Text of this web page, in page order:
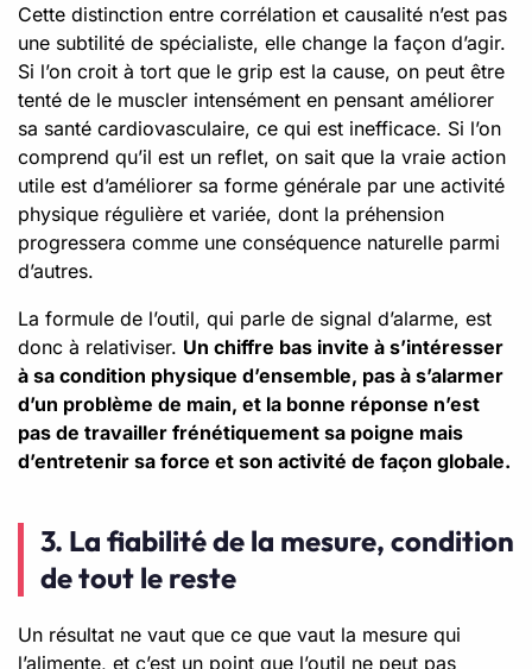
Cette distinction entre corrélation et causalité n’est pas
une subtilité de spécialiste, elle change la façon d’agir.
Si l’on croit à tort que le grip est la cause, on peut être
tenté de le muscler intensément en pensant améliorer
sa santé cardiovasculaire, ce qui est inefficace. Si l’on
comprend qu’il est un reflet, on sait que la vraie action
utile est d’améliorer sa forme générale par une activité
physique régulière et variée, dont la préhension
progressera comme une conséquence naturelle parmi
d’autres.
La formule de l’outil, qui parle de signal d’alarme, est
donc à relativiser. Un chiffre bas invite à s’intéresser
à sa condition physique d’ensemble, pas à s’alarmer
d’un problème de main, et la bonne réponse n’est
pas de travailler frénétiquement sa poigne mais
d’entretenir sa force et son activité de façon globale.
3. La fiabilité de la mesure, condition
de tout le reste
Un résultat ne vaut que ce que vaut la mesure qui
l’alimente, et c’est un point que l’outil ne peut pas